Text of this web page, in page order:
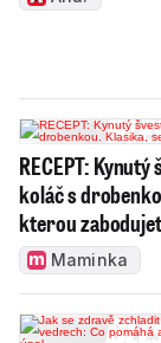
RECEPT:
koláč s
kterou
Maminka